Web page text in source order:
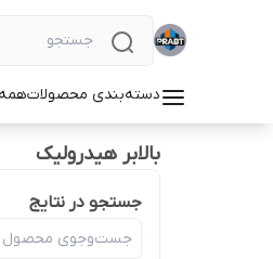
دسته‌بندی محصولات
بالابر هیدرولیک
جستجو در نتایج